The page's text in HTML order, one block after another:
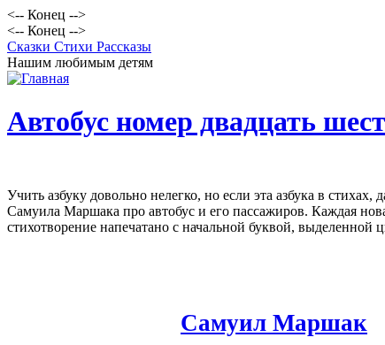
<-- Конец -->
<-- Конец -->
Сказки Стихи Рассказы
Нашим любимым детям
Автобус номер двадцать
Учить азбуку довольно нелегко, но если эта азбука в
Самуила Маршака про автобус и его пассажиров. Каждая
стихотворение напечатано с начальной буквой, выделенной
Самуил Маршак